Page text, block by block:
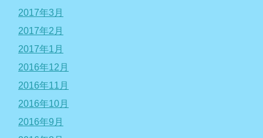
2017年3月
2017年2月
2017年1月
2016年12月
2016年11月
2016年10月
2016年9月